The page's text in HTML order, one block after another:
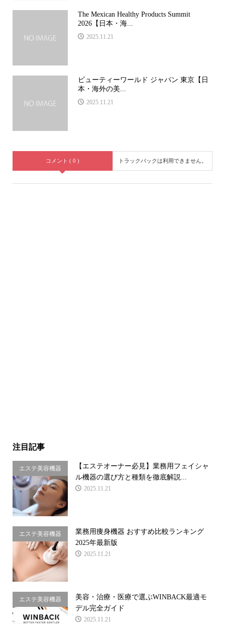
The Mexican Healthy Products Summit
2026【日本・海...
2025.11.21
ビューティーワールド ジャパン 東京【日
本・海外の美...
2025.11.21
コメント ( 0 ) トラックバックは利用できません。
注目記事
エステ美容機器
【エステオーナー必見】業務用フェイシャ
ル機器の選び方と種類を徹底解説...
2025.11.21
エステ美容機器
業務用痩身機器 おすすめ比較ランキング
2025年最新版
2025.11.21
エステ美容機器
美容・治療・医療で選ぶWINBACK最適モ
デル完全ガイド
2025.11.21